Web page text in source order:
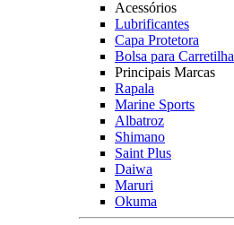
Acessórios
Lubrificantes
Capa Protetora
Bolsa para Carretilha
Principais Marcas
Rapala
Marine Sports
Albatroz
Shimano
Saint Plus
Daiwa
Maruri
Okuma